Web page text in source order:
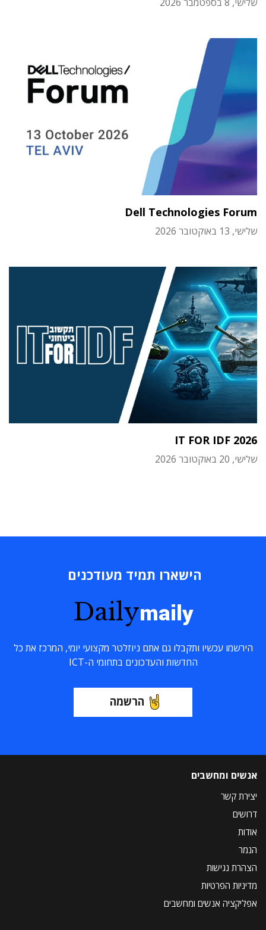
שלישי, 8 בספטמבר 2026
Dell Technologies Forum
שלישי, 13 באוקטובר 2026
IT FOR IDF 2026
שלישי, 20 באוקטובר 2026
הישארו תמיד מעודכנים
Dailymaily
הירשמו עכשיו ותקבלו גם אתם ניוזלטר מקצועי יומי, המרכז את כל
החדשות והעדכונים בתחומי ה-ICT
הרשמה
אנשים ומחשבים
יצירת קשר
דרושים
אודות
הנמר
הצהרת נגישות
מדיניות הפרטיות
אפליקציה אנשים ומחשבים